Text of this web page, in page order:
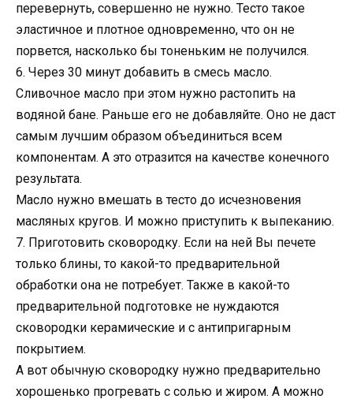
перевернуть, совершенно не нужно. Тесто такое
эластичное и плотное одновременно, что он не
порвется, насколько бы тоненьким не получился.
6. Через 30 минут добавить в смесь масло.
Сливочное масло при этом нужно растопить на
водяной бане. Раньше его не добавляйте. Оно не даст
самым лучшим образом объединиться всем
компонентам. А это отразится на качестве конечного
результата.
Масло нужно вмешать в тесто до исчезновения
масляных кругов. И можно приступить к выпеканию.
7. Приготовить сковородку. Если на ней Вы печете
только блины, то какой-то предварительной
обработки она не потребует. Также в какой-то
предварительной подготовке не нуждаются
сковородки керамические и с антипригарным
покрытием.
А вот обычную сковородку нужно предварительно
хорошенько прогревать с солью и жиром. А можно